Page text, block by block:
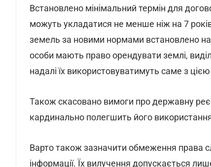
Встановлено мінімальний термін для
можуть укладатися не менше ніж на 7
земель за новими нормами встановлено
особи мають право орендувати землі,
надалі їх використовуватимуть саме з
Також скасовано вимоги про державну
кардинально полегшить його
Варто також зазначити обмеження права
інформації. Їх вилучення допускається